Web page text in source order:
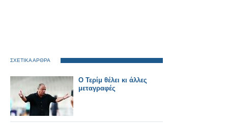
ΣΧΕΤΙΚΑ ΑΡΘΡΑ
Ο Τερίμ θέλει κι άλλες
μεταγραφές